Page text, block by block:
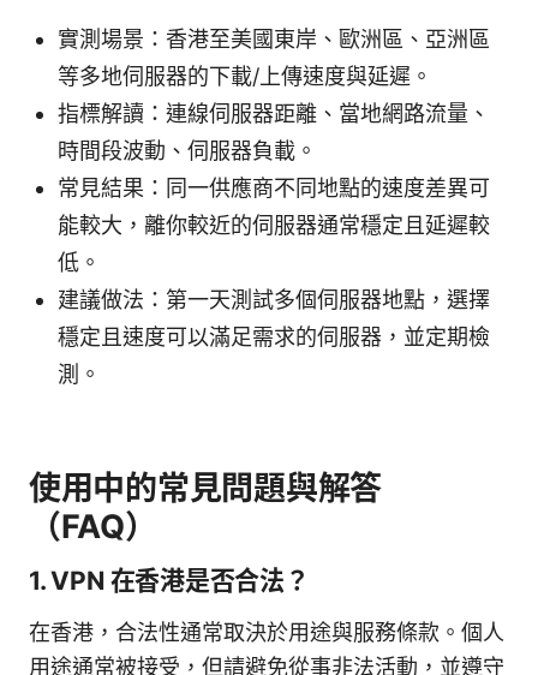
實測場景：香港至美國東岸、歐洲區、亞洲區
等多地伺服器的下載/上傳速度與延遲。
指標解讀：連線伺服器距離、當地網路流量、
時間段波動、伺服器負載。
常見結果：同一供應商不同地點的速度差異可
能較大，離你較近的伺服器通常穩定且延遲較
低。
建議做法：第一天測試多個伺服器地點，選擇
穩定且速度可以滿足需求的伺服器，並定期檢
測。
使用中的常見問題與解答
（FAQ）
1. VPN 在香港是否合法？
在香港，合法性通常取決於用途與服務條款。個人
用途通常被接受，但請避免從事非法活動，並遵守